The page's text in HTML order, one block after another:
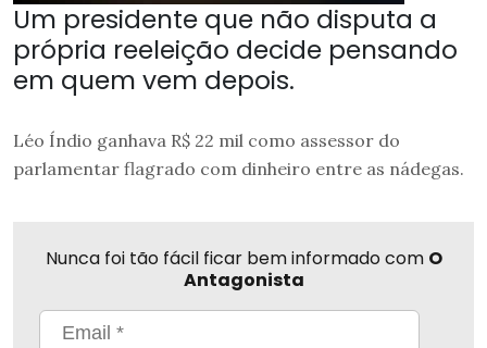
Um presidente que não disputa a
própria reeleição decide pensando
em quem vem depois.
Léo Índio ganhava R$ 22 mil como assessor do
parlamentar flagrado com dinheiro entre as nádegas.
Nunca foi tão fácil ficar bem informado com O
Antagonista